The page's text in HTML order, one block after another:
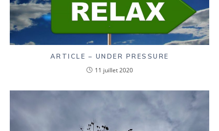
ARTICLE – UNDER PRESSURE
11 juillet 2020